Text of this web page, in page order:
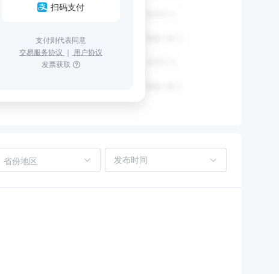
扫码支付
支付则代表同意
交易服务协议 ｜ 用户协议
发票获取
省份地区